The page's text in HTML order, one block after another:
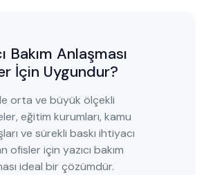
Bakım Anlaşması
İçin Uygundur?
orta ve büyük ölçekli
eğitim kurumları, kamu
ve sürekli baskı ihtiyacı
ofisler için yazıcı bakım
ideal bir çözümdür.